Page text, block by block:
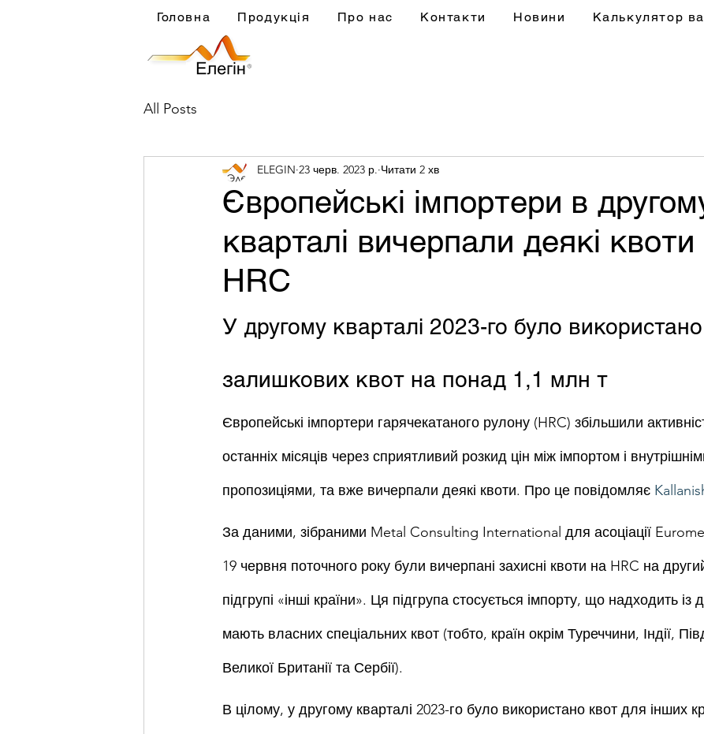
Головна Продукція Про нас Контакти Новини Калькулятор
All Posts
Європейські імпортери в
кварталі вичерпали деякі
HRC
ELEGIN 23 черв. 2023 р. Читати 2 хв
У другому кварталі 2023-го було використано
залишкових квот на понад 1,1 млн т
Європейські імпортери гарячекатаного рулону (HRC) збільшили
останніх місяців через сприятливий розкид цін між імпортом і
пропозиціями, та вже вичерпали деякі квоти. Про це повідомляє
За даними, зібраними Metal Consulting International для асоціації
19 червня поточного року були вичерпані захисні квоти на HRC на
підгрупі «інші країни». Ця підгрупа стосується імпорту, що надходить із
мають власних спеціальних квот (тобто, країн окрім Туреччини, Індії,
Великої Британії та Сербії).
В цілому, у другому кварталі 2023-го було використано квот для інших